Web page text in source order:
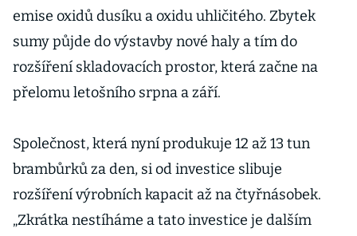
emise oxidů dusíku a oxidu uhličitého. Zbytek
sumy půjde do výstavby nové haly a tím do
rozšíření skladovacích prostor, která začne na
přelomu letošního srpna a září.
Společnost, která nyní produkuje 12 až 13 tun
brambůrků za den, si od investice slibuje
rozšíření výrobních kapacit až na čtyřnásobek.
„Zkrátka nestíháme a tato investice je dalším